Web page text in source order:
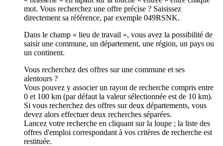
mot. Vous recherchez une offre précise ? Saisissez
directement sa référence, par exemple 049RSNK.
Dans le champ « lieu de travail », vous avez la possibilité de
saisir une commune, un département, une région, un pays ou
un continent.
Vous recherchez des offres sur une commune et ses
alentours ?
Vous pouvez y associer un rayon de recherche compris entre
0 et 100 km (par défaut la valeur sélectionnée est de 10 km).
Si vous recherchez des offres sur deux départements, vous
devez alors effectuer deux recherches séparées.
Lancez votre recherche en cliquant sur la loupe ; la liste des
offres d'emploi correspondant à vos critères de recherche est
restituée.